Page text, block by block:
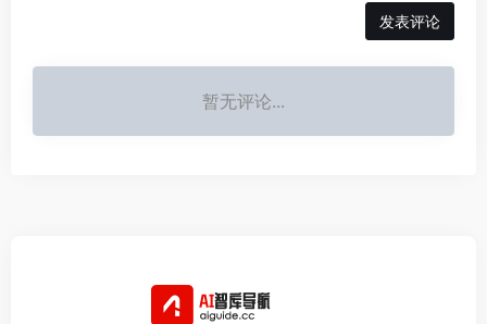
发表评论
暂无评论...